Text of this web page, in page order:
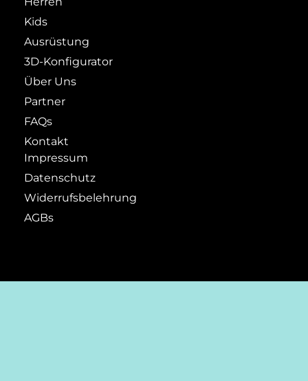
Kids
Ausrüstung
3D-Konfigurator
Über Uns
Partner
FAQs
Kontakt
Impressum
Datenschutz
Widerrufsbelehrung
AGBs